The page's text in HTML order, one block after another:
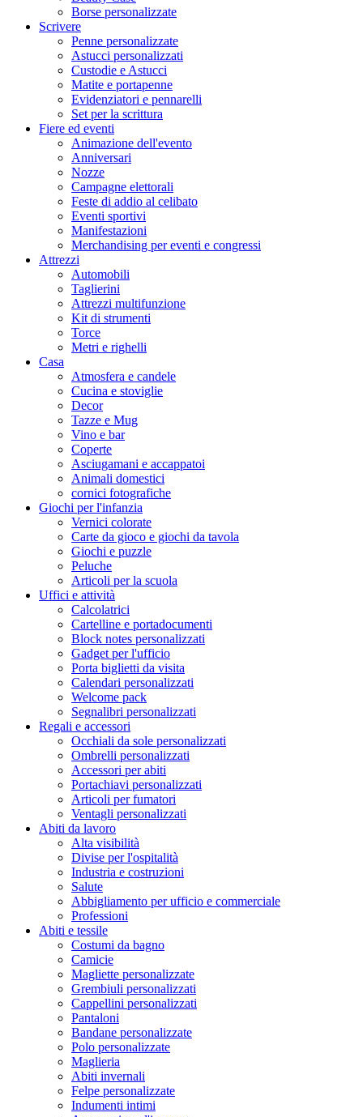
Borse personalizzate
Scrivere
Penne personalizzate
Astucci personalizzati
Custodie e Astucci
Matite e portapenne
Evidenziatori e pennarelli
Set per la scrittura
Fiere ed eventi
Animazione dell'evento
Anniversari
Nozze
Campagne elettorali
Feste di addio al celibato
Eventi sportivi
Manifestazioni
Merchandising per eventi e congressi
Attrezzi
Automobili
Taglierini
Attrezzi multifunzione
Kit di strumenti
Torce
Metri e righelli
Casa
Atmosfera e candele
Cucina e stoviglie
Decor
Tazze e Mug
Vino e bar
Coperte
Asciugamani e accappatoi
Animali domestici
cornici fotografiche
Giochi per l'infanzia
Vernici colorate
Carte da gioco e giochi da tavola
Giochi e puzzle
Peluche
Articoli per la scuola
Uffici e attività
Calcolatrici
Cartelline e portadocumenti
Block notes personalizzati
Gadget per l'ufficio
Porta biglietti da visita
Calendari personalizzati
Welcome pack
Segnalibri personalizzati
Regali e accessori
Occhiali da sole personalizzati
Ombrelli personalizzati
Accessori per abiti
Portachiavi personalizzati
Articoli per fumatori
Ventagli personalizzati
Abiti da lavoro
Alta visibilità
Divise per l'ospitalità
Industria e costruzioni
Salute
Abbigliamento per ufficio e commerciale
Professioni
Abiti e tessile
Costumi da bagno
Camicie
Magliette personalizzate
Grembiuli personalizzati
Cappellini personalizzati
Pantaloni
Bandane personalizzate
Polo personalizzate
Maglieria
Abiti invernali
Felpe personalizzate
Indumenti intimi